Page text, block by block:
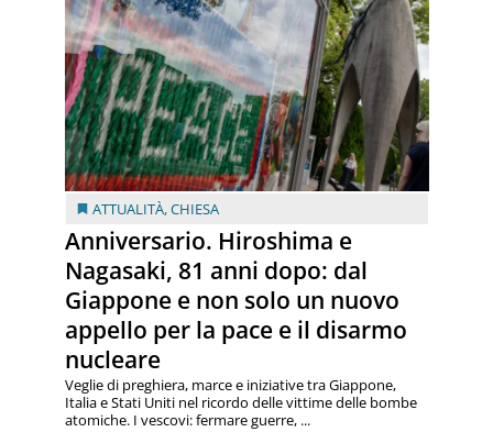
ATTUALITÀ,CHIESA
Anniversario. Hiroshima e
Nagasaki, 81 anni dopo: dal
Giappone e non solo un nuovo
appello per la pace e il disarmo
nucleare
Veglie di preghiera, marce e iniziative tra Giappone,
Italia e Stati Uniti nel ricordo delle vittime delle bombe
atomiche. I vescovi: fermare guerre, ...